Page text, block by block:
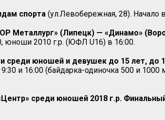
спорта (ул.Левобережная, 28). Начало
Металлург» (Липецк) — «Динамо»
юноши 2010 г.р. (ЮФЛ U16) в 16:00.
юношей и девушек до 15 лет, до
и 16:00 (байдарка-одиночка 500 и
среди юношей 2018 г.р.